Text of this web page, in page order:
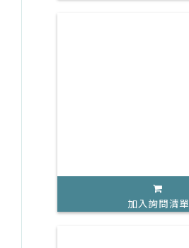
加入詢問清單